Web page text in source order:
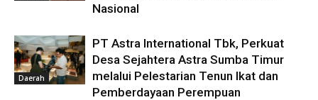
Nasional
Daerah
PT Astra International Tbk, Perkuat
Desa Sejahtera Astra Sumba Timur
melalui Pelestarian Tenun Ikat dan
Pemberdayaan Perempuan